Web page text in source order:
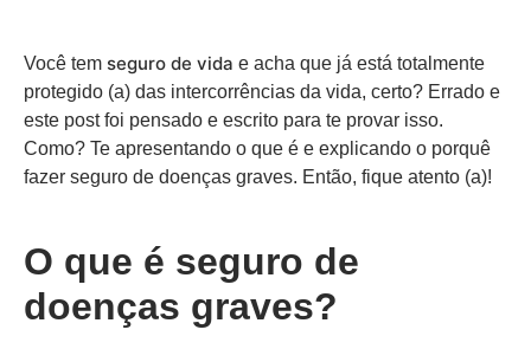
Você tem seguro de vida e acha que já está totalmente
protegido (a) das intercorrências da vida, certo? Errado e
este post foi pensado e escrito para te provar isso.
Como? Te apresentando o que é e explicando o porquê
fazer seguro de doenças graves. Então, fique atento (a)!
O que é seguro de
doenças graves?